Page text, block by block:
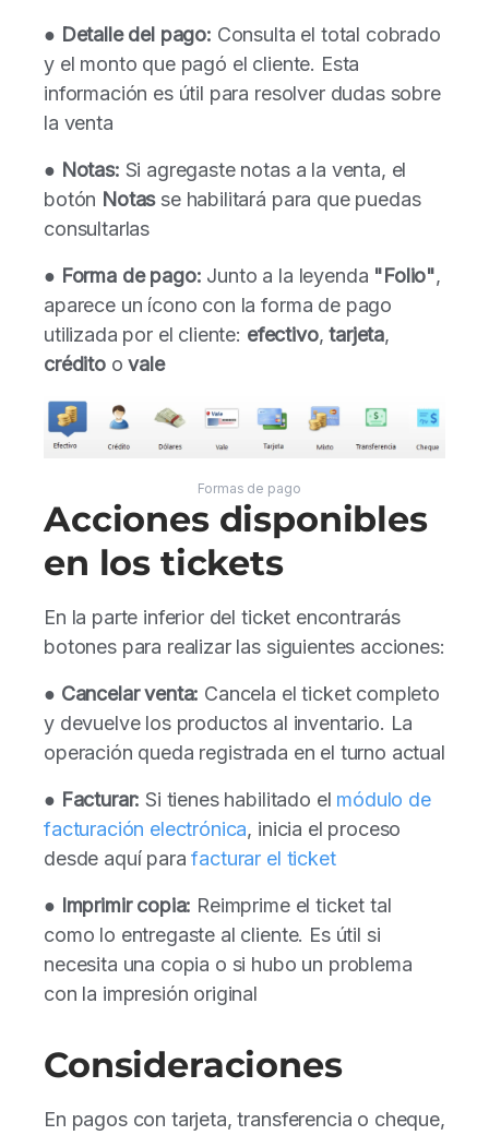
● Detalle del pago: Consulta el total cobrado
y el monto que pagó el cliente. Esta
información es útil para resolver dudas sobre
la venta
● Notas: Si agregaste notas a la venta, el
botón Notasse habilitará para que puedas
consultarlas
● Forma de pago: Junto a la leyenda "Folio",
aparece un ícono con la forma de pago
utilizada por el cliente: efectivo,tarjeta,
créditoovale
Formas de pago
Acciones disponibles
en los tickets
En la parte inferior del ticket encontrarás
botones para realizar las siguientes acciones:
● Cancelar venta: Cancela el ticket completo
y devuelve los productos al inventario. La
operación queda registrada en el turno actual
● Facturar: Si tienes habilitado el módulo de
facturación electrónica, inicia el proceso
desde aquí parafacturar el ticket
● Imprimir copia: Reimprime el ticket tal
como lo entregaste al cliente. Es útil si
necesita una copia o si hubo un problema
con la impresión original
Consideraciones
En pagos con tarjeta, transferencia o cheque,